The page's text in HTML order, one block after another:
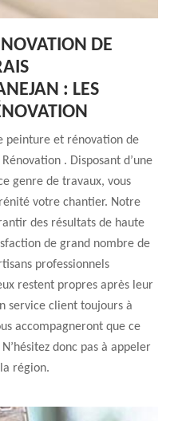
DE
: LES
peinture et rénovation de
. Disposant d’une
genre de travaux, vous
votre chantier. Notre
des résultats de haute
de grand nombre de
professionnels
restent propres après leur
service client toujours à
accompagneront que ce
donc pas à appeler
région.